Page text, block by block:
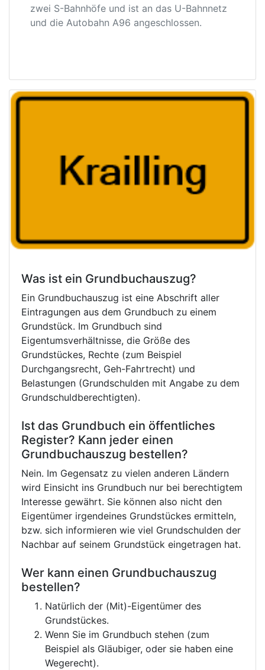
zwei S-Bahnhöfe und ist an das U-Bahnnetz
und die Autobahn A96 angeschlossen.
Was ist ein Grundbuchauszug?
Ein Grundbuchauszug ist eine Abschrift aller
Eintragungen aus dem Grundbuch zu einem
Grundstück. Im Grundbuch sind
Eigentumsverhältnisse, die Größe des
Grundstückes, Rechte (zum Beispiel
Durchgangsrecht, Geh-Fahrtrecht) und
Belastungen (Grundschulden mit Angabe zu dem
Grundschuldberechtigten).
Ist das Grundbuch ein öffentliches
Register? Kann jeder einen
Grundbuchauszug bestellen?
Nein. Im Gegensatz zu vielen anderen Ländern
wird Einsicht ins Grundbuch nur bei berechtigtem
Interesse gewährt. Sie können also nicht den
Eigentümer irgendeines Grundstückes ermitteln,
bzw. sich informieren wie viel Grundschulden der
Nachbar auf seinem Grundstück eingetragen hat.
Wer kann einen Grundbuchauszug
bestellen?
Natürlich der (Mit)-Eigentümer des
Grundstückes.
Wenn Sie im Grundbuch stehen (zum
Beispiel als Gläubiger, oder sie haben eine
Wegerecht).